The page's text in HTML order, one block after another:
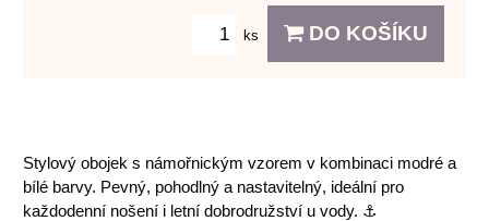
ks DO KOŠÍKU
Stylový obojek s námořnickým vzorem v kombinaci modré a
bílé barvy. Pevný, pohodlný a nastavitelný, ideální pro
každodenní nošení i letní dobrodružství u vody. ⚓️